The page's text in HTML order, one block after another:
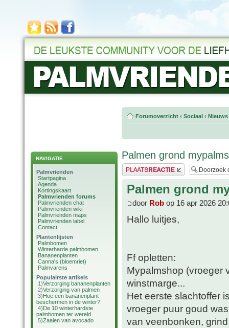
NAVIGATIE
Palmvrienden
Startpagina
Agenda
Kortingskaart
Palmvrienden forums
Palmvrienden chat
Palmvrienden wiki
Palmvrienden maps
Palmvrienden label
Contact
Plantenlijsten
Palmbomen
Winterharde palmbomen
Bananenplanten
Canna's (bloemriet)
Palmvarens
Populairste artikels
1)Verzorging bananenplanten
2)Verzorging van palmen
3)Hoe een bananenplant
beschermen in de winter?
4)De 10 winterhardste
palmbomen ter wereld
5)Zaaien van avocado
Forumoverzicht ‹ Sociaal ‹
Palmen grond
Plaats een reactie
Palmen grond
door Rob op 16 apr 2026
Hallo luitjes,
Ff opletten:
Mypalmshop (vroeger
winstmarge...
Het eerste slachtoffer
vroeger puur goud
van veenbonken,